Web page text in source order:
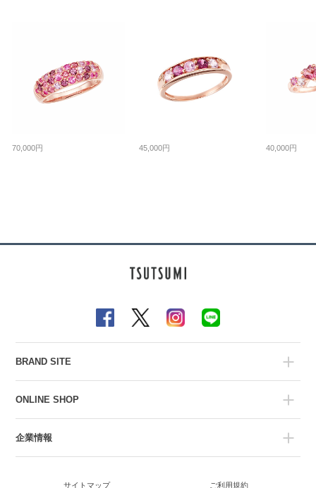
70,000円 45,000円 40,000円
BRAND SITE
ONLINE SHOP
企業情報
サイトマップ ご利用規約